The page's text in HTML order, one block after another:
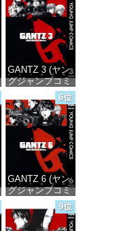
GANTZ 3 (ヤン
グジャンプコミ
ックスDIGITAL)
価格：¥100
6位
GANTZ 6 (ヤン
グジャンプコミ
ックスDIGITAL)
価格：¥100
9位